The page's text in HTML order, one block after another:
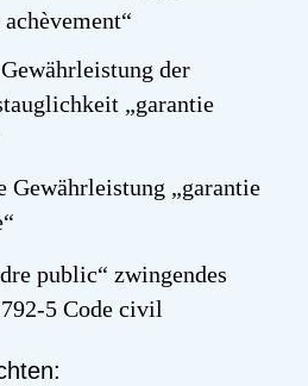
achèvement“
der
„garantie
Gewährleistung „garantie
“
public“ zwingendes
5 Code civil